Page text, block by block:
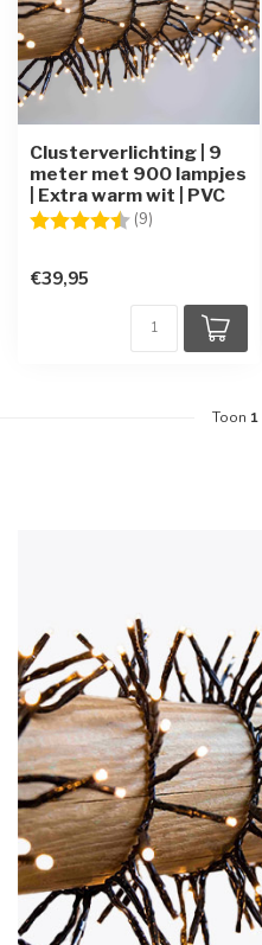
Clusterverlichting | 9
meter met 900 lampjes
| Extra warm wit | PVC
Beoordeling: (9)
€39,95
Toon 1